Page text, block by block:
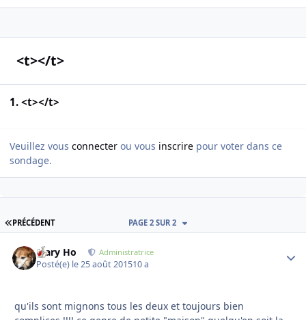
<t></t>
1. <t></t>
Veuillez vous connecter ou vous inscrire pour voter dans ce
sondage.
PREMIÈRE PAGE
PRÉCÉDENT PAGE 2 SUR 2
Mary Ho Administratrice
Posté(e) le 25 août 201510 a
qu'ils sont mignons tous les deux et toujours bien